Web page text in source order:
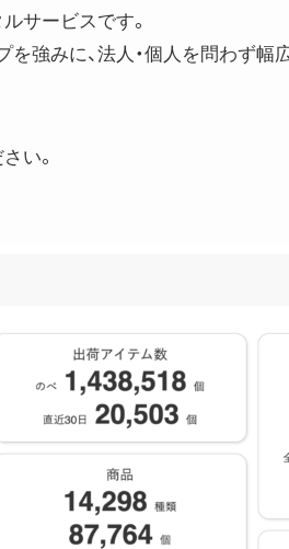
サービスです。
強みに、法人・個人を問わず
い。